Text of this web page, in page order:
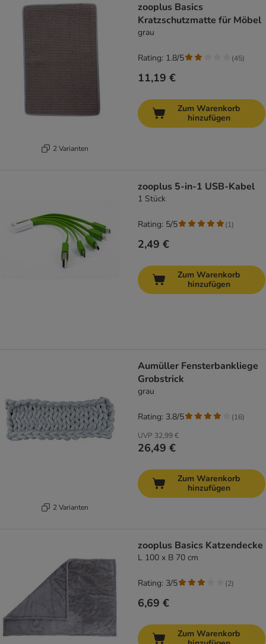
2 Varianten
zooplus Basics
Kratzschutzmatte für Möbel
grau
11,19 €
Rating: 1.8/5 (45)
Zum Warenkorb
hinzufügen
zooplus 5-in-1 USB-Kabel
1 Stück
2,49 €
Rating: 5/5 (1)
Zum Warenkorb
hinzufügen
2 Varianten
Aumüller Fensterbankliege
Grobstrick
grau
UVP 32,99 €
26,49 €
Rating: 3.8/5 (16)
Zum Warenkorb
hinzufügen
zooplus Basics Katzendecke
L 100 x B 70 cm
6,69 €
Rating: 3/5 (2)
Zum Warenkorb